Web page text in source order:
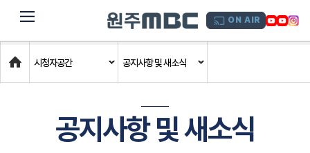
dehaze ON AIR
Home
시청자공간 공지사항 및 새소식
공지사항 및 새소식